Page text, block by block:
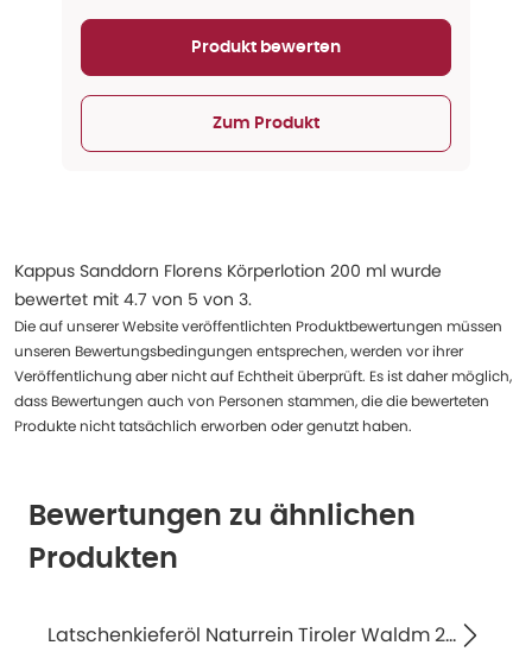
Aktualisieren...
Produkt bewerten
Zum Produkt
Kappus Sanddorn Florens Körperlotion 200 ml wurde
bewertet mit 4.7 von 5 von 3.
Die auf unserer Website veröffentlichten Produktbewertungen müssen
unseren Bewertungsbedingungen entsprechen, werden vor ihrer
Veröffentlichung aber nicht auf Echtheit überprüft. Es ist daher möglich,
dass Bewertungen auch von Personen stammen, die die bewerteten
Produkte nicht tatsächlich erworben oder genutzt haben.
Bewertungen zu ähnlichen
Produkten
Latschenkieferöl Naturrein Tiroler Waldm 20 ml